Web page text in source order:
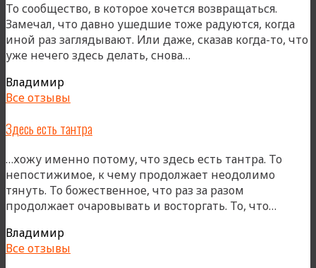
То сообщество, в которое хочется возвращаться.
Замечал, что давно ушедшие тоже радуются, когда
иной раз заглядывают. Или даже, сказав когда-то, что
уже нечего здесь делать, снова…
Владимир
Все отзывы
Здесь есть тантра
…хожу именно потому, что здесь есть тантра. То
непостижимое, к чему продолжает неодолимо
тянуть. То божественное, что раз за разом
продолжает очаровывать и восторгать. То, что…
Владимир
Все отзывы